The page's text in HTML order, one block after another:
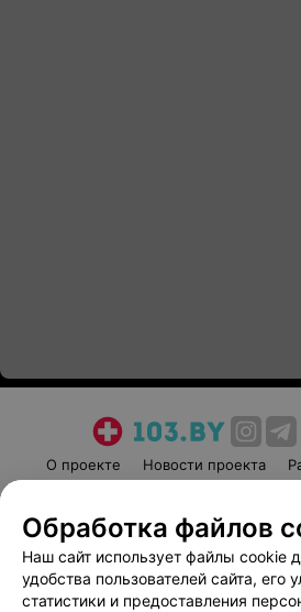
О проекте Новости проекта
Пользовательское соглашение
Вакансии
Написать
Обработка файлов
Наш сайт использует файлы cookie
удобства пользователей сайта, его
статистики и предоставления